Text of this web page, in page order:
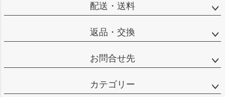
配送・送料
返品・交換
お問合せ先
カテゴリー